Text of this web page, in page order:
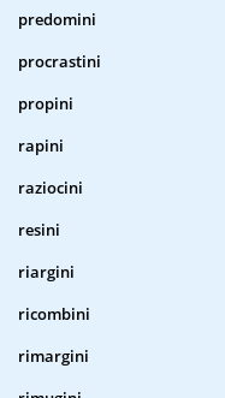
predomini
procrastini
propini
rapini
raziocini
resini
riargini
ricombini
rimargini